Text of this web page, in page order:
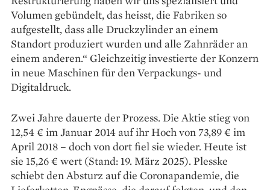
Volumen gebündelt, das heisst, die Fabriken so
aufgestellt, dass alle Druckzylinder an einem
Standort produziert wurden und alle Zahnräder an
einem anderen.“ Gleichzeitig investierte der Konzern
in neue Maschinen für den Verpackungs- und
Digitaldruck.
Zwei Jahre dauerte der Prozess. Die Aktie stieg von
12,54 € im Januar 2014 auf ihr Hoch von 73,89 € im
April 2018 – doch von dort fiel sie wieder. Heute ist
sie 15,26 € wert (Stand: 19. März 2025). Plesske
schiebt den Absturz auf die Coronapandemie, die